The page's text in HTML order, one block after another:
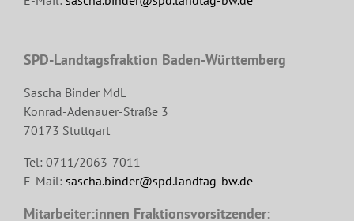
SPD-Landtagsfraktion Baden-Württemberg
Sascha Binder MdL
Konrad-Adenauer-Straße 3
70173 Stuttgart
Tel: 0711/2063-7011
E-Mail: sascha.binder@spd.landtag-bw.de
Mitarbeiter:innen Fraktionsvorsitzender: